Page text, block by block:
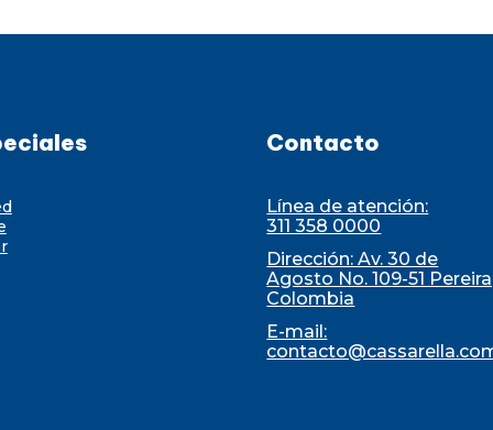
Contacto
Línea de atención:
311 358 0000
Dirección: Av. 30 de
Agosto No. 109-51
Colombia
E-mail: